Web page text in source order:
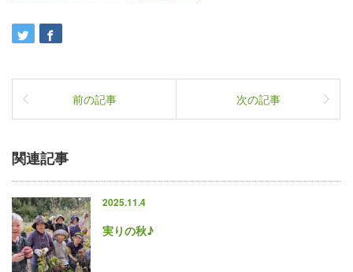
前の記事 次の記事
関連記事
2025.11.4
実りの秋♪